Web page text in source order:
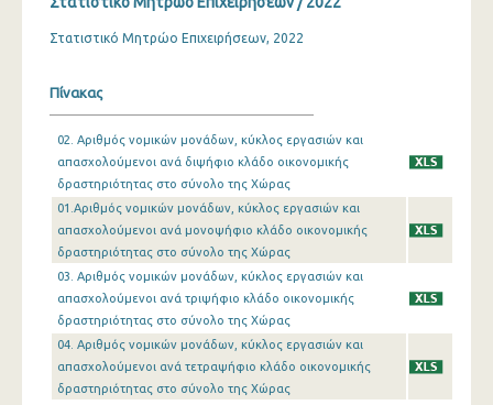
Στατιστικό Μητρώο Επιχειρήσεων, 2022
Πίνακας
02. Αριθμός νομικών μονάδων, κύκλος εργασιών και
απασχολούμενοι ανά διψήφιο κλάδο οικονομικής
δραστηριότητας στο σύνολο της Χώρας
01.Αριθμός νομικών μονάδων, κύκλος εργασιών και
απασχολούμενοι ανά μονοψήφιο κλάδο οικονομικής
δραστηριότητας στο σύνολο της Χώρας
03. Αριθμός νομικών μονάδων, κύκλος εργασιών και
απασχολούμενοι ανά τριψήφιο κλάδο οικονομικής
δραστηριότητας στο σύνολο της Χώρας
04. Αριθμός νομικών μονάδων, κύκλος εργασιών και
απασχολούμενοι ανά τετραψήφιο κλάδο οικονομικής
δραστηριότητας στο σύνολο της Χώρας